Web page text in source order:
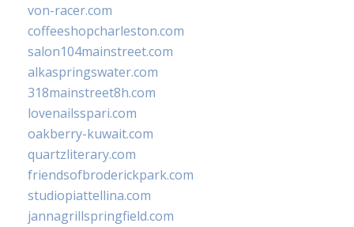
von-racer.com
coffeeshopcharleston.com
salon104mainstreet.com
alkaspringswater.com
318mainstreet8h.com
lovenailsspari.com
oakberry-kuwait.com
quartzliterary.com
friendsofbroderickpark.com
studiopiattellina.com
jannagrillspringfield.com